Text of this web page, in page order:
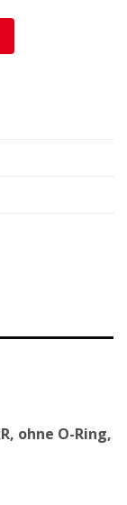
O-Ring,
ohne O-Ring,